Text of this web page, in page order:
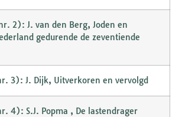
2): J. van den Berg, Joden en
gedurende de zeventiende
3): J. Dijk, Uitverkoren en vervolgd
4): S.J. Popma , De lastendrager